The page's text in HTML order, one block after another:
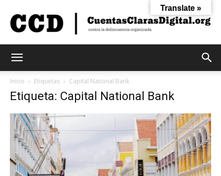
Digital
Inicio Etiquetas Capital National Bank
Etiqueta: Capital National Bank
Translate »